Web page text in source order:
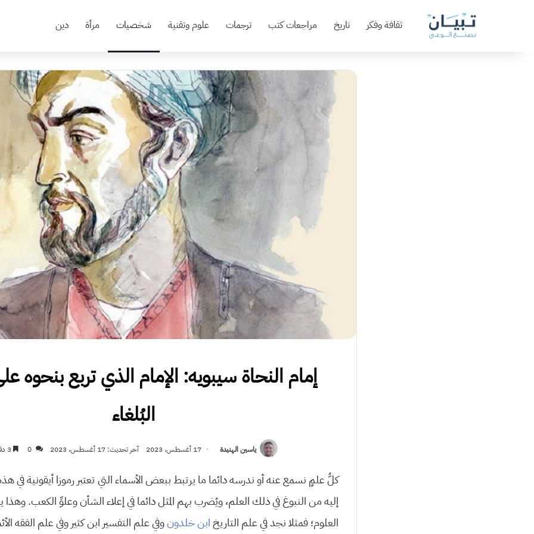
ثقافة وفكر تاريخ مراجعات كتب ترجمات علوم وتقنية شخصيات مرأة دين
إمام النحاة سيبويه: الإمام الذي تربع
البُلغاء
ياسين الهنيدة 17 أغسطس، 2023 آخر تحديث: 17 أغسطس، 2023 0
كلُّ علمٍ نسمع عنه أو ندرسه دائما ما يرتبط ببعض الأسماء التي تعتبر رموزا أيقونية في
إليه من النبوغ في ذلك العلم، ويُضرب بهم المثل دائما في إعلاء الشأن وعلوِّ الكعب.
العلوم؛ فمثلا نجد في علم التاريخابن خلدونوفي علم التفسير ابن كثير وفي علم الفقه